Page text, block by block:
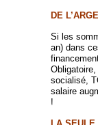
DE
Si les
an) dans
socialisé,
salaire
!